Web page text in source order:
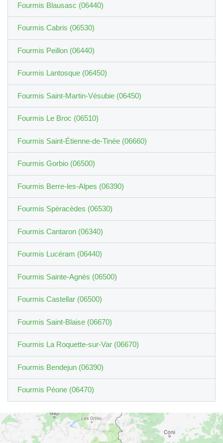
Fourmis Blausasc (06440)
Fourmis Cabris (06530)
Fourmis Peillon (06440)
Fourmis Lantosque (06450)
Fourmis Saint-Martin-Vésubie (06450)
Fourmis Le Broc (06510)
Fourmis Saint-Étienne-de-Tinée (06660)
Fourmis Gorbio (06500)
Fourmis Berre-les-Alpes (06390)
Fourmis Spéracèdes (06530)
Fourmis Cantaron (06340)
Fourmis Lucéram (06440)
Fourmis Sainte-Agnès (06500)
Fourmis Castellar (06500)
Fourmis Saint-Blaise (06670)
Fourmis La Roquette-sur-Var (06670)
Fourmis Bendejun (06390)
Fourmis Péone (06470)